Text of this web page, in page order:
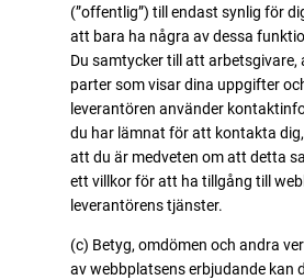
(”offentlig”) till endast synlig för
att bara ha några av dessa
Du samtycker till att arbetsgivare,
parter som visar dina uppgifter
leverantören använder
du har lämnat för att kontakta
att du är medveten om att detta
ett villkor för att ha tillgång till
leverantörens tjänster.
(c) Betyg, omdömen och andra
av webbplatsens erbjudande kan